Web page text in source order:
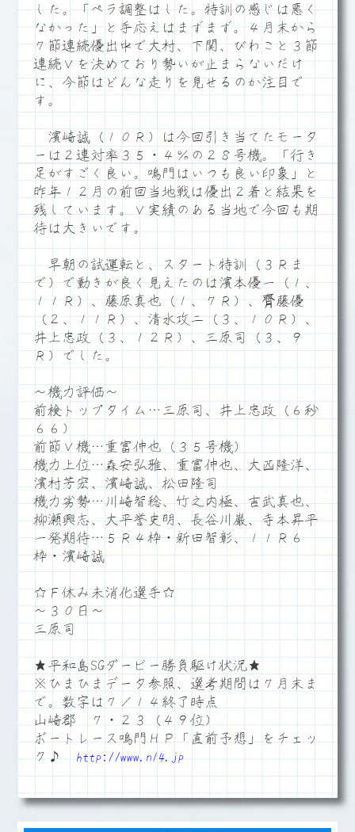
した。「ペラ調整はした。特訓の感じは悪く
なかった」と手応えはまずまず。４月末から
７節連続優出中で大村、下関、びわこと３節
連続Ｖを決めており勢いが止まらないだけ
に、今節はどんな走りを見せるのか注目で
す。
濱崎誠（１０Ｒ）は今回引き当てたモータ
ーは２連対率３５・４％の２８号機。「行き
足がすごく良い。鳴門はいつも良い印象」と
昨年１２月の前回当地戦は優出２着と結果を
残しています。Ｖ実績のある当地で今回も期
待は大きいです。
早朝の試運転と、スタート特訓（３Ｒま
で）で動きが良く見えたのは濱本優一（１、
１１Ｒ）、藤原真也（１、７Ｒ）、齊藤優
（２、１１Ｒ）、清水攻二（３、１０Ｒ）、
井上忠政（３、１２Ｒ）、三原司（３、９
Ｒ）でした。
～機力評価～
前検トップタイム…三原司、井上忠政（６秒
６６）
前節Ｖ機…重富伸也（３５号機）
機力上位…森安弘雅、重富伸也、大西隆洋、
濱村芳宏、濱崎誠、松田隆司
機力劣勢…川崎智稔、竹之内極、吉武真也、
柳瀬興志、大平誉史明、長谷川巌、寺本昇平
一発期待…５Ｒ４枠・新田智彰、１１Ｒ６
枠・濱崎誠
☆Ｆ休み未消化選手☆
～３０日～
三原司
★平和島SGダービー勝負駆け状況★
※ひまひまデータ参照、選考期間は７月末ま
で。数字は７／１４終了時点
山崎郡 ７・２３（４９位）
ボートレース鳴門ＨＰ「直前予想」をチェッ
ク♪ http://www.n14.jp